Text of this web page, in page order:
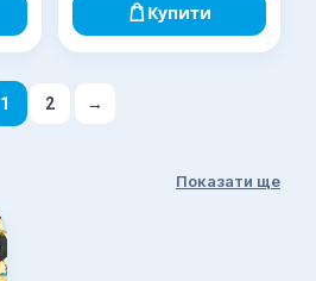
Купити
1 2 →
Показати ще